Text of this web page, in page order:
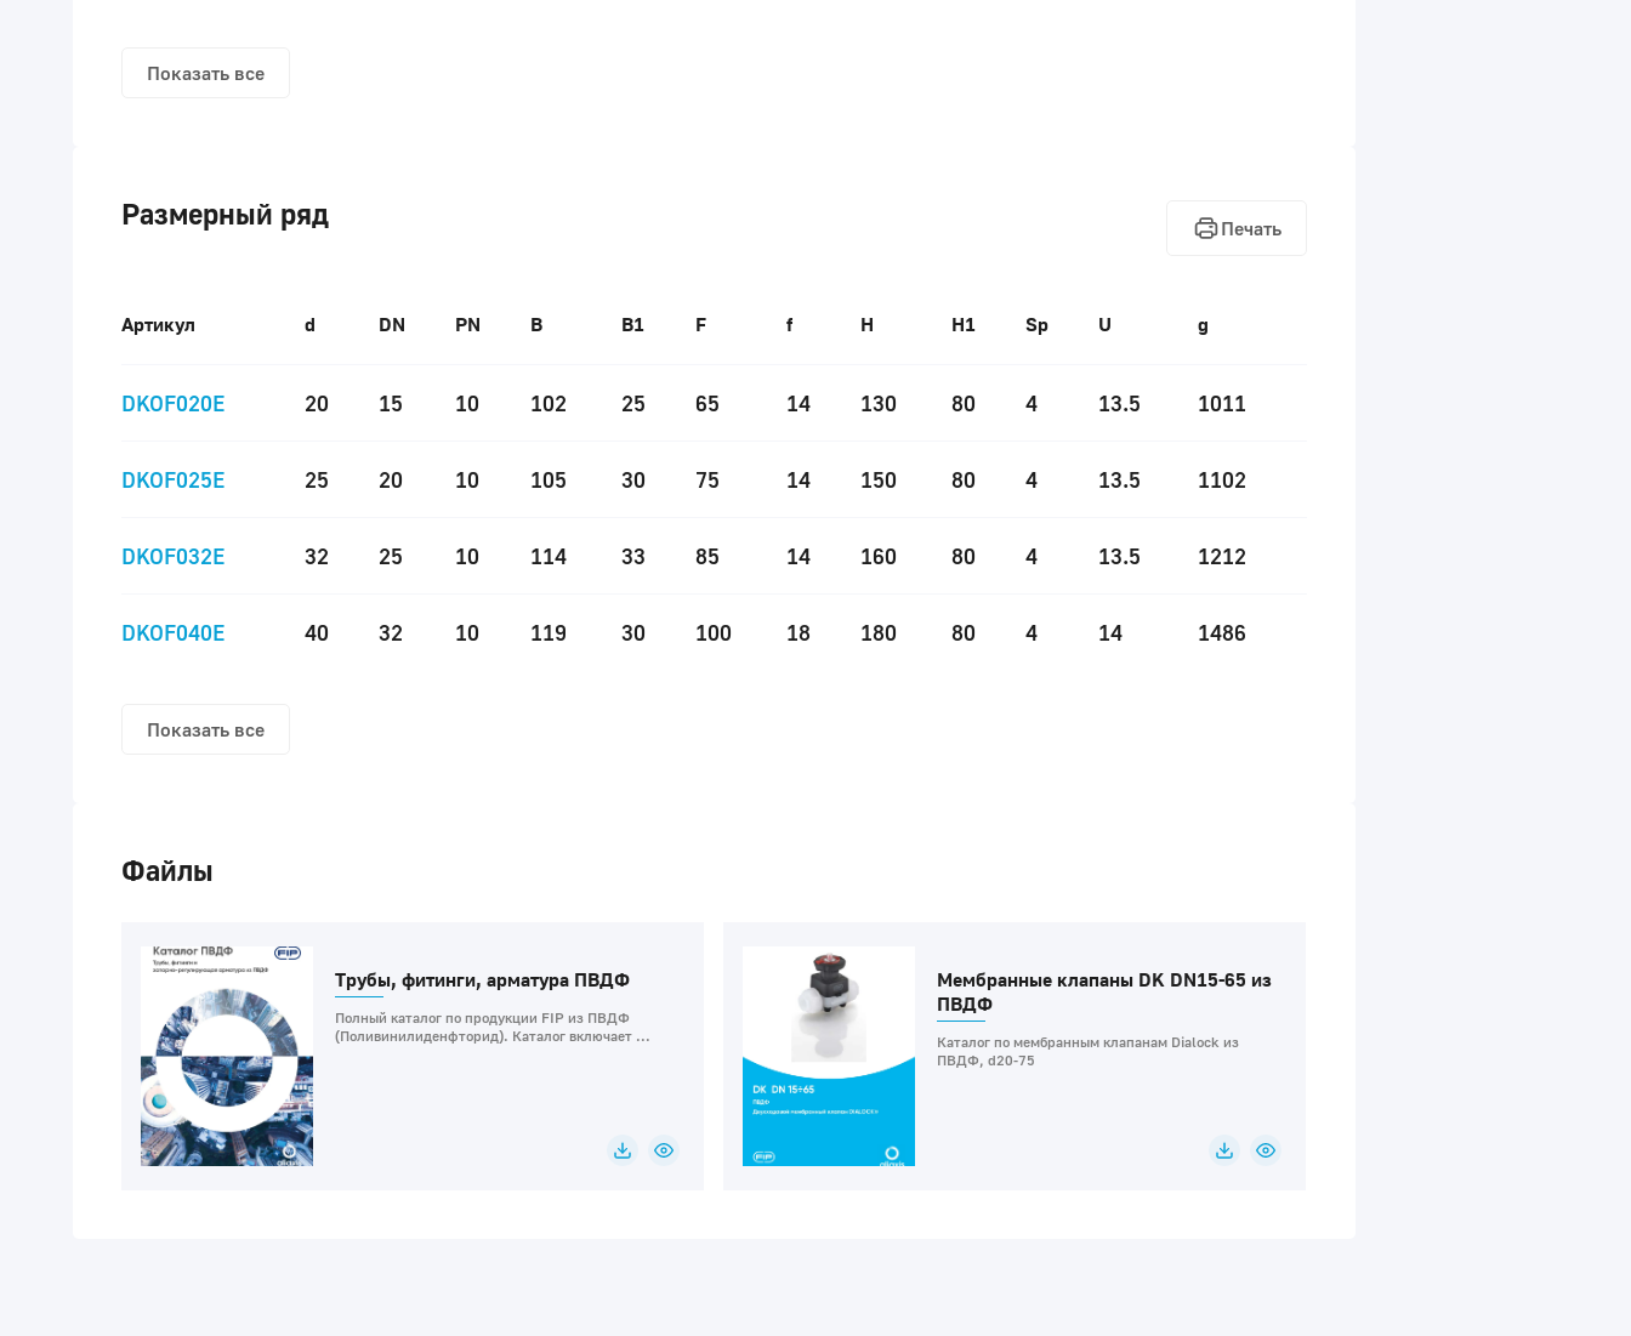
Показать все
Размерный ряд Печать
Артикул d DN PN B B1 F f H H1 Sp U g
DKOF020E 20 15 10 102 25 65 14 130 80 4 13.5 1011
DKOF025E 25 20 10 105 30 75 14 150 80 4 13.5 1102
DKOF032E 32 25 10 114 33 85 14 160 80 4 13.5 1212
DKOF040E 40 32 10 119 30 100 18 180 80 4 14 1486
Показать все
Файлы
Трубы, фитинги, арматура ПВДФ
Полный каталог по продукции FIP из ПВДФ
(Поливинилиденфторид). Каталог включает ...
Мембранные клапаны DK DN15-65 из
ПВДФ
Каталог по мембранным клапанам Dialock из
ПВДФ, d20-75